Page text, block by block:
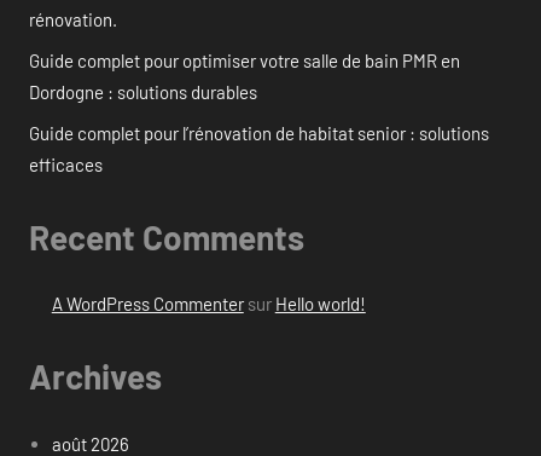
rénovation.
Guide complet pour optimiser votre salle de bain PMR en
Dordogne : solutions durables
Guide complet pour l’rénovation de habitat senior : solutions
efficaces
Recent Comments
A WordPress Commentersur Hello world!
Archives
août 2026